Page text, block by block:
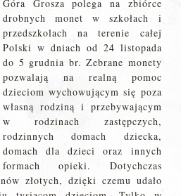
Góra Grosza polega na zbiórce
drobnych monet w szkołach i
przedszkolach na terenie całej
Polski w dniach od 24 listopada
do 5 grudnia br. Zebrane monety
pozwalają na realną pomoc
dzieciom wychowującym się poza
własną rodziną i przebywającym
w rodzinach zastępczych,
rodzinnych domach dziecka,
domach dla dzieci oraz innych
formach opieki. Dotychczas
złotych, dzięki czemu udało